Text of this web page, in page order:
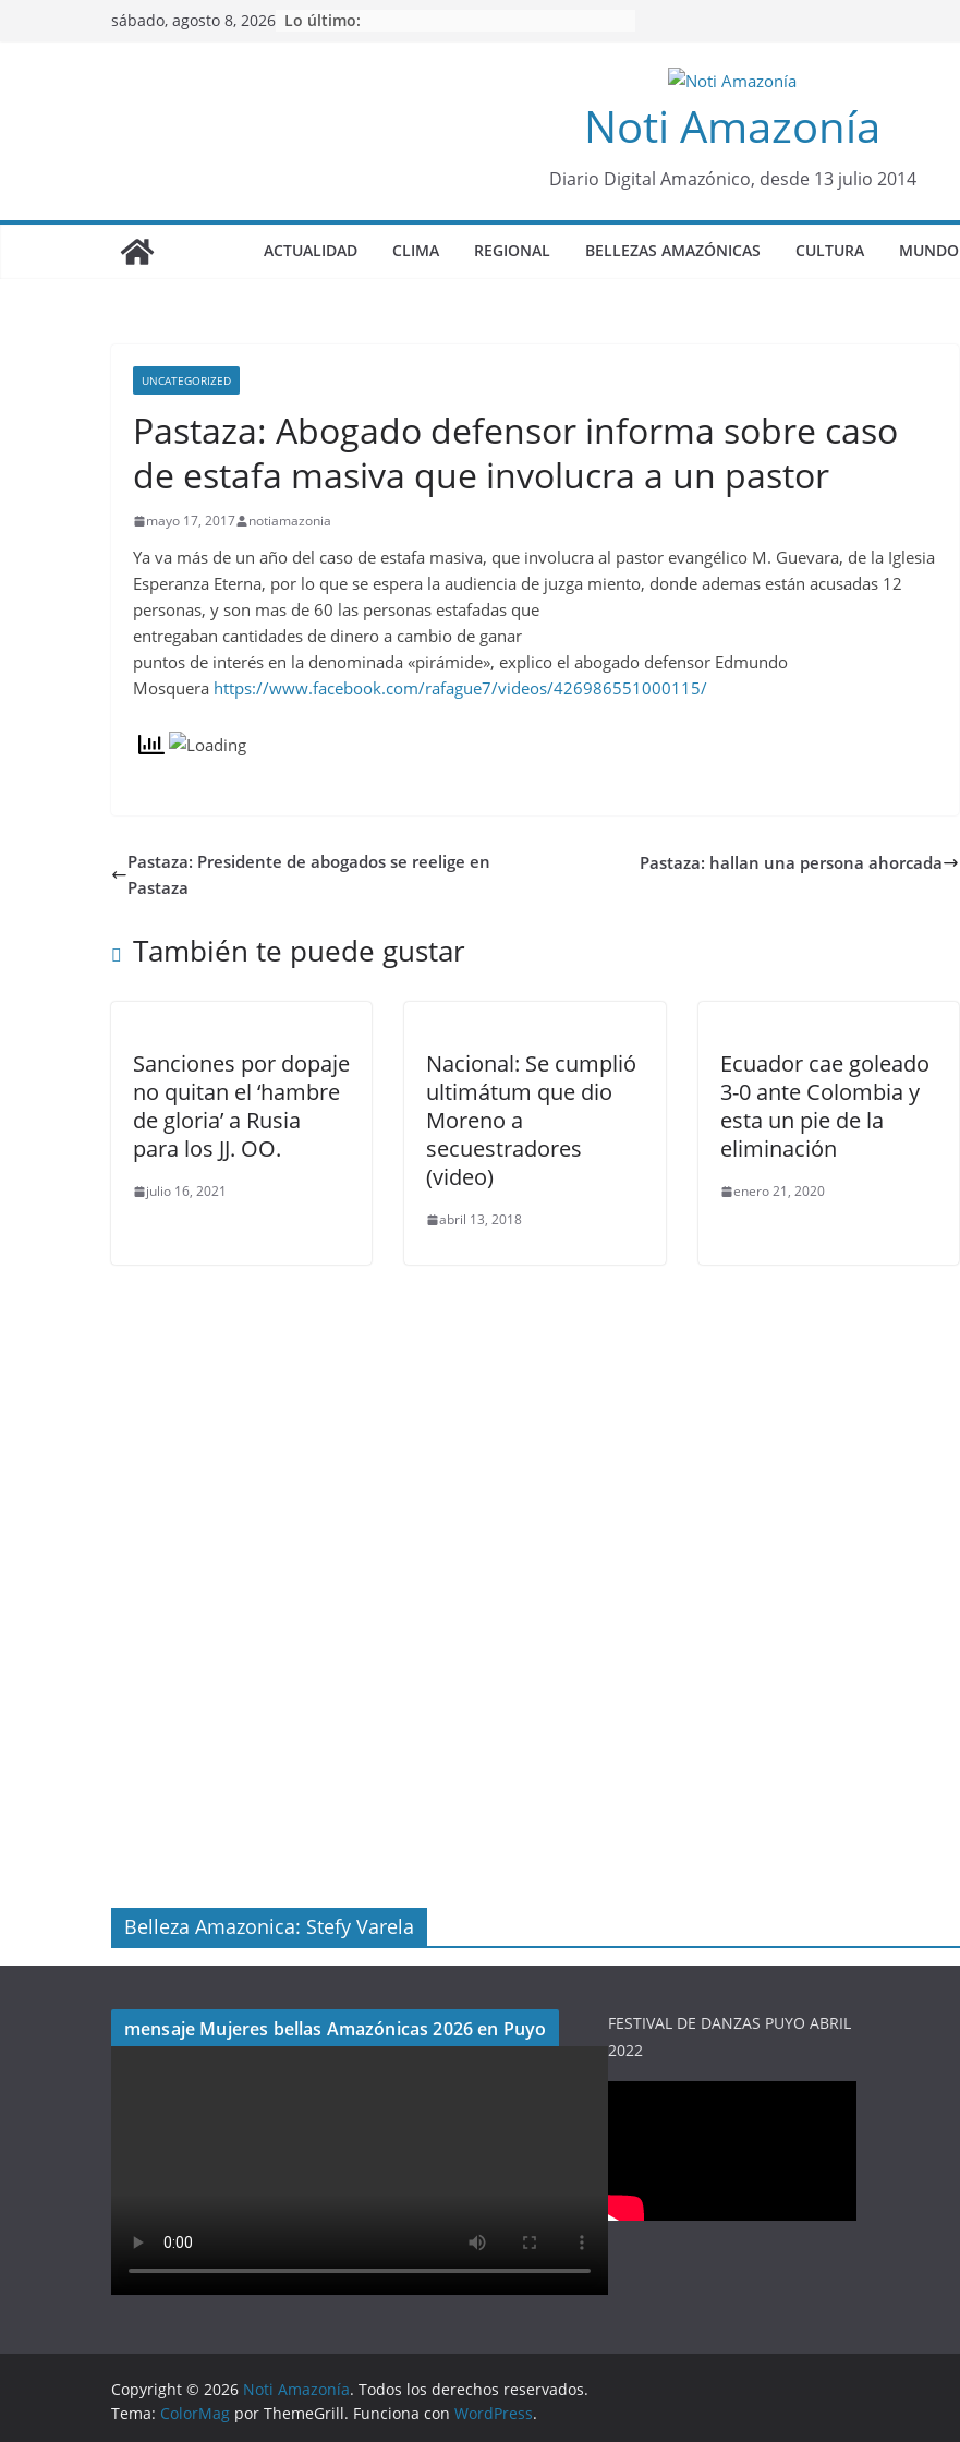
sábado, agosto 8, 2026 Lo último:
Noti Amazonía
Diario Digital Amazónico, desde 13 julio 2014
ACTUALIDAD CLIMA REGIONAL BELLEZAS AMAZÓNICAS CULTURA MUNDO
UNCATEGORIZED
Pastaza: Abogado defensor informa sobre caso
de estafa masiva que involucra a un pastor
mayo 17, 2017 notiamazonia
Ya va más de un año del caso de estafa masiva, que involucra al pastor evangélico M. Guevara, de la Iglesia
Esperanza Eterna, por lo que se espera la audiencia de juzga miento, donde ademas están acusadas 12
personas, y son mas de 60 las personas estafadas que
entregaban cantidades de dinero a cambio de ganar
puntos de interés en la denominada «pirámide», explico el abogado defensor Edmundo
Mosquera https://www.facebook.com/rafague7/videos/426986551000115/
Pastaza: Presidente de abogados se reelige en
Pastaza
Pastaza: hallan una persona ahorcada
También te puede gustar
Sanciones por dopaje
no quitan el ‘hambre
de gloria’ a Rusia
para los JJ. OO.
julio 16, 2021
Nacional: Se cumplió
ultimátum que dio
Moreno a
secuestradores
(video)
abril 13, 2018
Ecuador cae goleado
3-0 ante Colombia y
esta un pie de la
eliminación
enero 21, 2020
Belleza Amazonica: Stefy Varela
mensaje Mujeres bellas Amazónicas 2026 en Puyo
FESTIVAL DE DANZAS PUYO ABRIL
2022
Copyright © 2026 Noti Amazonía. Todos los derechos reservados.
Tema: ColorMag por ThemeGrill. Funciona con WordPress.